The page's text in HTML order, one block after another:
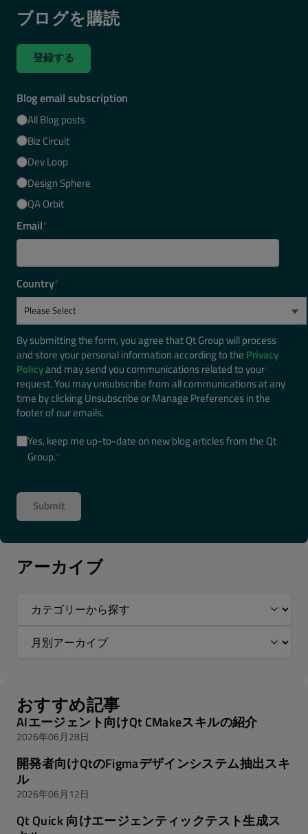
ブログを購読
登録する
Blog email subscription
All Blog posts
Biz Circuit
Dev Loop
Design Sphere
QA Orbit
Email*
Country*
By submitting the form, you agree that Qt Group will process
and store your personal information according to the Privacy
Policyand may send you communications related to your
request. You may unsubscribe from all communications at any
time by clicking Unsubscribe or Manage Preferences in the
footer of our emails.
Yes, keep me up-to-date on new blog articles from the Qt
Group.*
アーカイブ
おすすめ記事
AIエージェント向けQt CMakeスキルの紹介
2026年06月28日
開発者向けQtのFigmaデザインシステム抽出スキ
ル
2026年06月12日
Qt Quick 向けエージェンティックテスト生成ス